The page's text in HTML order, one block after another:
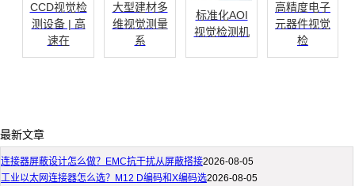
CCD视觉检
测设备 | 高
速在
大型建材多
维视觉测量
系
标准化AOI
视觉检测机
高精度电子
元器件视觉
检
最新文章
连接器屏蔽设计怎么做？EMC抗干扰从屏蔽搭接2026-08-05
工业以太网连接器怎么选？M12 D编码和X编码选2026-08-05